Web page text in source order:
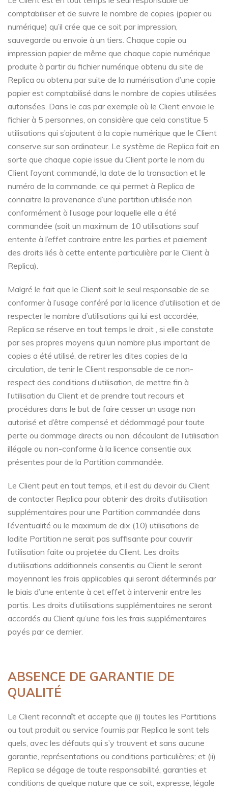
comptabiliser et de suivre le nombre de copies (papier ou
numérique) qu’il crée que ce soit par impression,
sauvegarde ou envoie à un tiers. Chaque copie ou
impression papier de même que chaque copie numérique
produite à partir du fichier numérique obtenu du site de
Replica ou obtenu par suite de la numérisation d’une copie
papier est comptabilisé dans le nombre de copies utilisées
autorisées. Dans le cas par exemple où le Client envoie le
fichier à 5 personnes, on considère que cela constitue 5
utilisations qui s’ajoutent à la copie numérique que le Client
conserve sur son ordinateur. Le système de Replica fait en
sorte que chaque copie issue du Client porte le nom du
Client l’ayant commandé, la date de la transaction et le
numéro de la commande, ce qui permet à Replica de
connaitre la provenance d’une partition utilisée non
conformément à l’usage pour laquelle elle a été
commandée (soit un maximum de 10 utilisations sauf
entente à l’effet contraire entre les parties et paiement
des droits liés à cette entente particulière par le Client à
Replica).
Malgré le fait que le Client soit le seul responsable de se
conformer à l’usage conféré par la licence d’utilisation et de
respecter le nombre d’utilisations qui lui est accordée,
Replica se réserve en tout temps le droit , si elle constate
par ses propres moyens qu’un nombre plus important de
copies a été utilisé, de retirer les dites copies de la
circulation, de tenir le Client responsable de ce non-
respect des conditions d’utilisation, de mettre fin à
l’utilisation du Client et de prendre tout recours et
procédures dans le but de faire cesser un usage non
autorisé et d’être compensé et dédommagé pour toute
perte ou dommage directs ou non, découlant de l’utilisation
illégale ou non-conforme à la licence consentie aux
présentes pour de la Partition commandée.
Le Client peut en tout temps, et il est du devoir du Client
de contacter Replica pour obtenir des droits d’utilisation
supplémentaires pour une Partition commandée dans
l’éventualité ou le maximum de dix (10) utilisations de
ladite Partition ne serait pas suffisante pour couvrir
l’utilisation faite ou projetée du Client. Les droits
d’utilisations additionnels consentis au Client le seront
moyennant les frais applicables qui seront déterminés par
le biais d’une entente à cet effet à intervenir entre les
partis. Les droits d’utilisations supplémentaires ne seront
accordés au Client qu’une fois les frais supplémentaires
payés par ce dernier.
ABSENCE DE GARANTIE DE
QUALITÉ
Le Client reconnaît et accepte que (i) toutes les Partitions
ou tout produit ou service fournis par Replica le sont tels
quels, avec les défauts qui s’y trouvent et sans aucune
garantie, représentations ou conditions particulières; et (ii)
Replica se dégage de toute responsabilité, garanties et
conditions de quelque nature que ce soit, expresse, légale